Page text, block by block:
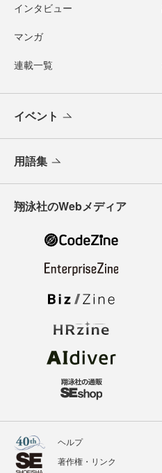
インタビュー
マンガ
連載一覧
イベント
用語集
翔泳社のWebメディア
ヘルプ
著作権・リンク